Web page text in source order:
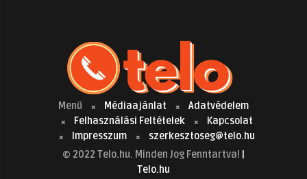
Menü Médiaajánlat
Adatvédelem
Felhasználási Feltételek
Kapcsolat
Impresszum
szerkesztoseg@telo.hu
© 2022 Telo.hu. Minden Jog Fenntartva!
Telo.hu